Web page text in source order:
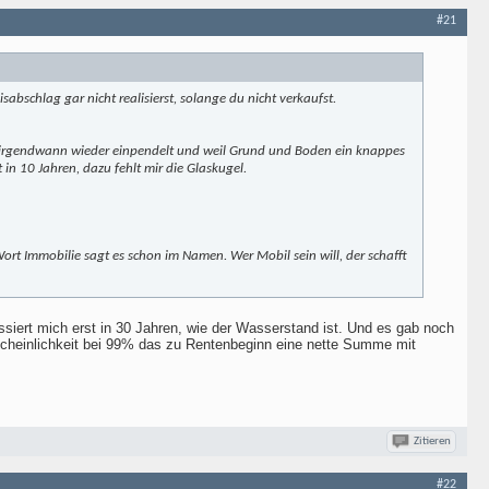
#21
gar nicht realisierst, solange du nicht verkaufst.
wieder einpendelt und weil Grund und Boden ein knappes
10 Jahren, dazu fehlt mir die Glaskugel.
Immobilie sagt es schon im Namen. Wer Mobil sein will, der schafft
mich erst in 30 Jahren, wie der Wasserstand ist. Und es gab noch
bei 99% das zu Rentenbeginn eine nette Summe mit
Zitieren
#22